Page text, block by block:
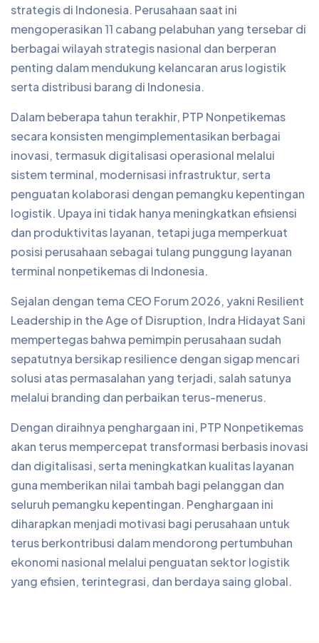
strategis di Indonesia. Perusahaan saat ini
mengoperasikan 11 cabang pelabuhan yang tersebar di
berbagai wilayah strategis nasional dan berperan
penting dalam mendukung kelancaran arus logistik
serta distribusi barang di Indonesia.
Dalam beberapa tahun terakhir, PTP Nonpetikemas
secara konsisten mengimplementasikan berbagai
inovasi, termasuk digitalisasi operasional melalui
sistem terminal, modernisasi infrastruktur, serta
penguatan kolaborasi dengan pemangku kepentingan
logistik. Upaya ini tidak hanya meningkatkan efisiensi
dan produktivitas layanan, tetapi juga memperkuat
posisi perusahaan sebagai tulang punggung layanan
terminal nonpetikemas di Indonesia.
Sejalan dengan tema CEO Forum 2026, yakni Resilient
Leadership in the Age of Disruption, Indra Hidayat Sani
mempertegas bahwa pemimpin perusahaan sudah
sepatutnya bersikap resilience dengan sigap mencari
solusi atas permasalahan yang terjadi, salah satunya
melalui branding dan perbaikan terus-menerus.
Dengan diraihnya penghargaan ini, PTP Nonpetikemas
akan terus mempercepat transformasi berbasis inovasi
dan digitalisasi, serta meningkatkan kualitas layanan
guna memberikan nilai tambah bagi pelanggan dan
seluruh pemangku kepentingan. Penghargaan ini
diharapkan menjadi motivasi bagi perusahaan untuk
terus berkontribusi dalam mendorong pertumbuhan
ekonomi nasional melalui penguatan sektor logistik
yang efisien, terintegrasi, dan berdaya saing global.